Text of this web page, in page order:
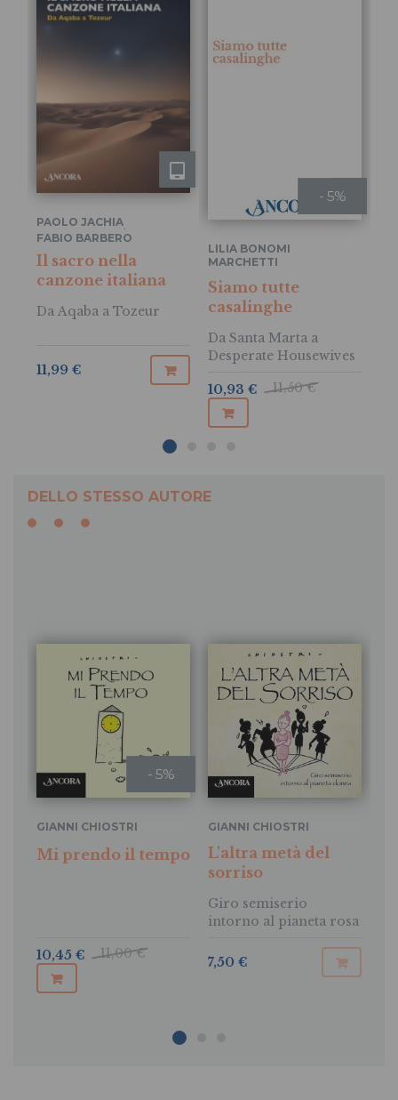
PAOLO JACHIA,
FABIO BARBERO
Il sacro nella
canzone italiana
Da Aqaba a Tozeur
11,99 €
- 5%
LILIA BONOMI
MARCHETTI
Siamo tutte
casalinghe
Da Santa Marta a
Desperate Housewives
11,50 €
10,93 €
DELLO STESSO AUTORE
- 5%
GIANNI CHIOSTRI
Mi prendo il tempo
11,00 €
10,45 €
GIANNI CHIOSTRI
L'altra metà del
sorriso
Giro semiserio
intorno al pianeta rosa
7,50 €